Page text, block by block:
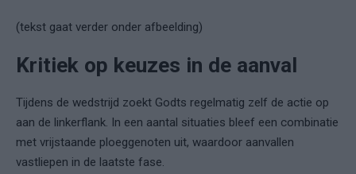
(tekst gaat verder onder afbeelding)
Kritiek op keuzes in de aanval
Tijdens de wedstrijd zoekt Godts regelmatig zelf de actie op
aan de linkerflank. In een aantal situaties bleef een combinatie
met vrijstaande ploeggenoten uit, waardoor aanvallen
vastliepen in de laatste fase.